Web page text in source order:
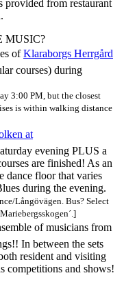
provided from restaurant
MUSIC?
ofKlaraborgs Herrgård
courses) during
3:00 PM, but the closest
is within walking distance
at
evening PLUS a
are finished! As an
dance floor that varies
during the evening.
Långövägen. Bus? Select
of musicians from
In between the sets
resident and visiting
competitions and shows!